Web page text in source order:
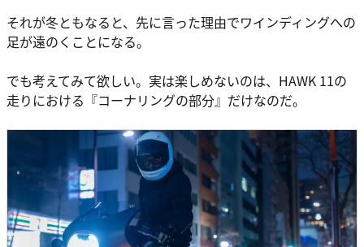
それが冬ともなると、先に言った理由でワインディングへの
足が遠のくことになる。
でも考えてみて欲しい。実は楽しめないのは、HAWK 11の
走りにおける『コーナリングの部分』だけなのだ。